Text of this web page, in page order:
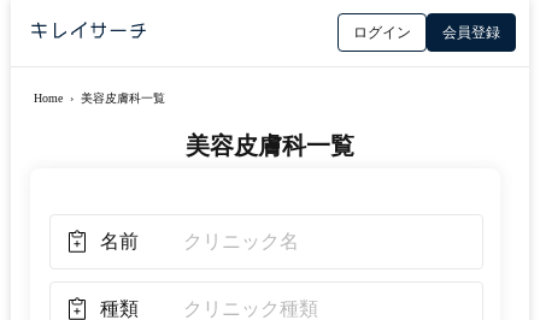
ログイン 会員登録
Home › 美容皮膚科一覧
美容皮膚科一覧
名前
種類